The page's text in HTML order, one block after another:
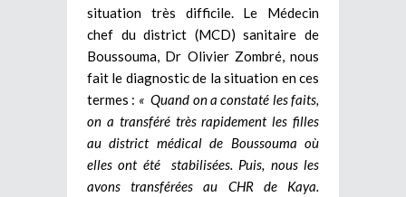
situation très difficile. Le Médecin
chef du district (MCD) sanitaire de
Boussouma, Dr Olivier Zombré, nous
fait le diagnostic de la situation en ces
termes : « Quand on a constaté les faits,
on a transféré très rapidement les filles
au district médical de Boussouma où
elles ont été stabilisées. Puis, nous les
avons transférées au CHR de Kaya.